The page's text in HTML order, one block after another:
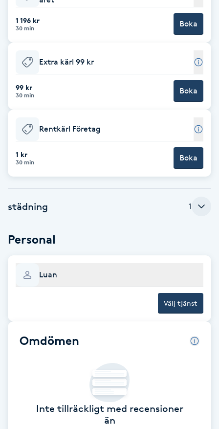
Babylights
Balayage
Bambumassage
Barber
Barnklippning
BIAB
Bottenfärg
Brynformning
Bröllopsuppsättning
Color correction
1 196 kr
30 min Boka
Extra kärl 99 kr
99 kr
30 min Boka
Rentkärl Företag
1 kr
30 min Boka
städning 1
Personal
Luan
Välj tjänst
Omdömen
Inte tillräckligt med recensioner
än